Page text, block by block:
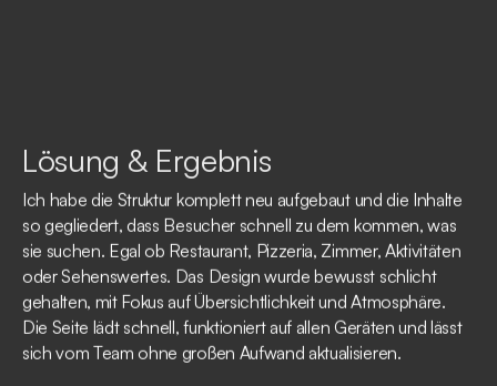
Lösung & Ergebnis
Ich habe die Struktur komplett neu aufgebaut und die Inhalte
so gegliedert, dass Besucher schnell zu dem kommen, was
sie suchen. Egal ob Restaurant, Pizzeria, Zimmer, Aktivitäten
oder Sehenswertes. Das Design wurde bewusst schlicht
gehalten, mit Fokus auf Übersichtlichkeit und Atmosphäre.
Die Seite lädt schnell, funktioniert auf allen Geräten und lässt
sich vom Team ohne großen Aufwand aktualisieren.